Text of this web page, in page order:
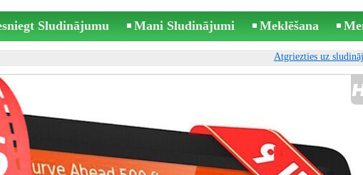
Sludinājumu Mani Sludinājumi Meklēšana
Atgriezties uz